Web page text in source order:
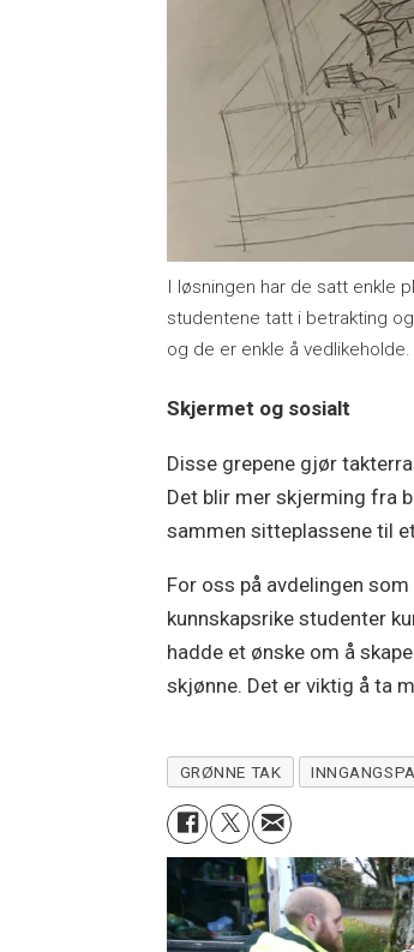
I løsningen har de satt enkle
studentene tatt i betrakting
og de er enkle å vedlikeholde.
Skjermet og sosialt
Disse grepene gjør
Det blir mer skjerming fra
sammen sitteplassene til
For oss på avdelingen
kunnskapsrike studenter
hadde et ønske om å
skjønne. Det er viktig å ta
GRØNNE TAK